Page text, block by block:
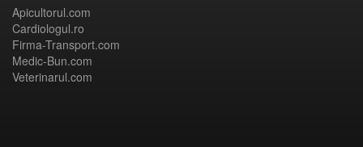
Apicultorul.com
Cardiologul.ro
Firma-Transport.com
Medic-Bun.com
Veterinarul.com